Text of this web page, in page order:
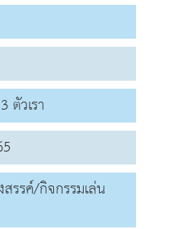
ตัวเรา
รรค์/กิจกรรมเล่น